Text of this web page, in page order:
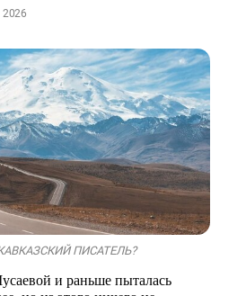
2026
ПИСАТЕЛЬ?
и раньше пыталась